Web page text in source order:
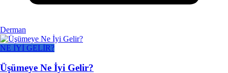
Derman
NE İYİ GELİR?
Üşümeye Ne İyi Gelir?